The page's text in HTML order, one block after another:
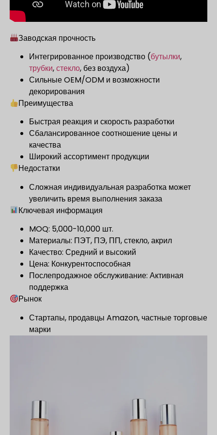
Заводская прочность
Интегрированное производство (бутылки,
трубки,стекло, без воздуха)
Сильные OEM/ODM и возможности
декорирования
Преимущества
Быстрая реакция и скорость разработки
Сбалансированное соотношение цены и
качества
Широкий ассортимент продукции
Недостатки
Сложная индивидуальная разработка может
увеличить время выполнения заказа
Ключевая информация
MOQ: 5,000-10,000 шт.
Материалы: ПЭТ, ПЭ, ПП, стекло, акрил
Качество: Средний и высокий
Цена: Конкурентоспособная
Послепродажное обслуживание: Активная
поддержка
Рынок
Стартапы, продавцы Amazon, частные торговые
марки